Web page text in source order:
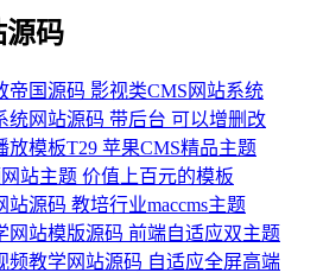
源码
帝国源码 影视类CMS网站系统
统网站源码 带后台 可以增删改
放模板T29 苹果CMS精品主题
站主题 价值上百元的模板
源码 教培行业maccms主题
网站模版源码 前端自适应双主题
频教学网站源码 自适应全屏高端